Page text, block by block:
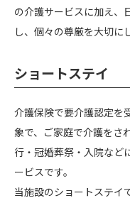
の介護サービスに加え、
し、個々の尊厳を大切に
ショートステイ
介護保険で要介護認定を
象で、ご家庭で介護をさ
行・冠婚葬祭・入院など
ービスです。
当施設のショートステイ